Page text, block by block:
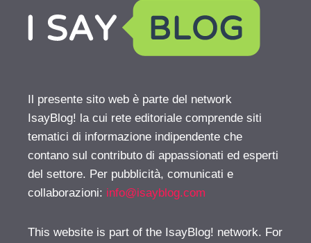
Il presente sito web è parte del network
IsayBlog! la cui rete editoriale comprende siti
tematici di informazione indipendente che
contano sul contributo di appassionati ed esperti
del settore. Per pubblicità, comunicati e
collaborazioni: info@isayblog.com
This website is part of the IsayBlog! network. For